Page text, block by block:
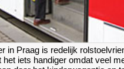
in Praag is redelijk
het iets handiger omdat veel